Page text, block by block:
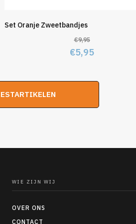
Set Oranje Zweetbandjes
€9,95
Oorspronkelijke
was:
€5,95Huidige
is:
WIE ZIJN WIJ
OVER ONS
CONTACT